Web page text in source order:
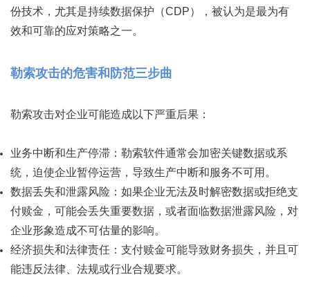
份技术，尤其是持续数据保护（CDP），被认为是最为有
效和可靠的应对策略之一。
勒索攻击的危害和防范三步曲
勒索攻击对企业可能造成以下严重后果：
业务中断和生产停滞：勒索软件通常会加密关键数据或系
统，迫使企业暂停运营，导致生产中断和服务不可用。
数据丢失和泄露风险：如果企业无法及时解密数据或拒绝支
付赎金，可能会丢失重要数据，或者面临数据泄露风险，对
企业形象造成不可估量的影响。
经济损失和法律责任：支付赎金可能导致财务损失，并且可
能违反法律、法规或行业合规要求。